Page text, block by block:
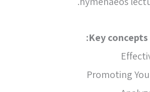
Key
Promoting